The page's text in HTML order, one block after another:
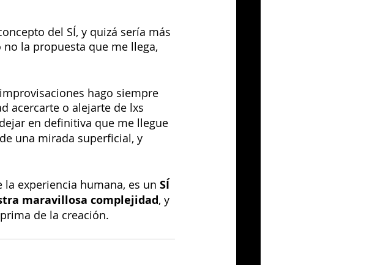
del SÍ, y quizá sería más
no la propuesta que me llega,
hago siempre
acercarte o alejarte de lxs
en definitiva que me llegue
una mirada superficial, y
la experiencia humana, es un SÍ
maravillosa complejidad, y
de la creación.